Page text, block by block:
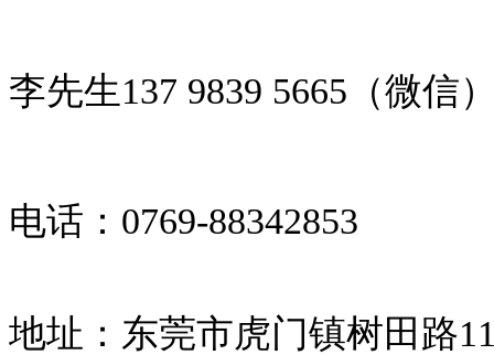
李先生137 9839 5665（微信
电话：0769-88342853
地址： 东莞市虎门镇树田路